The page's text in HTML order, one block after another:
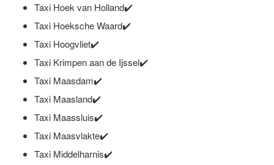
Taxi Hoek van Holland✔️
Taxi Hoeksche Waard✔️
Taxi Hoogvliet✔️
Taxi Krimpen aan de Ijssel✔️
Taxi Maasdam✔️
Taxi Maasland✔️
Taxi Maassluis✔️
Taxi Maasvlakte✔️
Taxi Middelharnis✔️